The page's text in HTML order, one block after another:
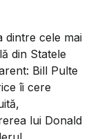
dintre cele mai
din Statele
Bill Pulte
îi cere
lui Donald